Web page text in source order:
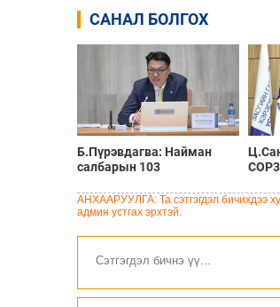
САНАЛ БОЛГОХ
Б.Пүрэвдагва: Найман
салбарын 103
цуцалснаар бизнес
эрхлэхэд таатай нөхцөл
АНХААРУУЛГА: Та сэтгэгдэл бичихдээ
админ устгах эрхтэй.